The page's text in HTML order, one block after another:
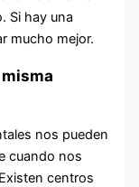
Si hay una
mucho mejor.
nos pueden
cuando nos
centros